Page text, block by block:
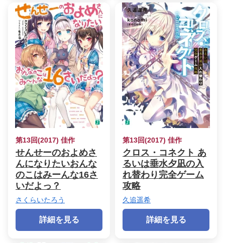
第13回(2017) 佳作
せんせーのおよめさ
んになりたいおんな
のこはみーんな16さ
いだよっ？
さくらいたろう
詳細を見る
第13回(2017) 佳作
クロス・コネクト あ
るいは垂水夕凪の入
れ替わり完全ゲーム
攻略
久追遥希
詳細を見る